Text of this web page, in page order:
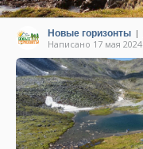
Новые горизонты |
Написано 17 мая 2024